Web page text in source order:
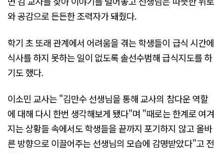
와 공감으로 든든한 조력자가 돼줬다.
학기 초 또래 관계에서 어려움을 겪는 학생들이 급식 시간에
식사를 하지 못하는 일이 없도록 솔선수범해 급식지도를 하
기도 했다.
이소민 교사는 "김만수 선생님을 통해 교사의 참다운 역할
에 대해 다시 한번 생각해보게 됐다"며 "때로는 한계로 여겨
지는 상황들 속에서도 학생들을 끝까지 포기하지 않고 올바
른 방향으로 이끌어주는 선생님의 모습에 감명받았다"고 전